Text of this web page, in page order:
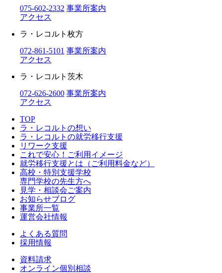
075-602-2332 事業所案内
アクセス
ラ・レコルト枚方
072-861-5101 事業所案内
アクセス
ラ・レコルト茨木
072-626-2600 事業所案内
アクセス
TOP
ラ・レコルトの想い
ラ・レコルトの就労移行支援
リワーク支援
これで安心！ご利用イメージ
就労移行支援とは（ご利用料金など）
高校・特別支援学校
専門学校の先生方へ
見学・相談会ご案内
お知らせブログ
事業所一覧
運営会社情報
よくある質問
採用情報
資料請求
オンライン個別相談